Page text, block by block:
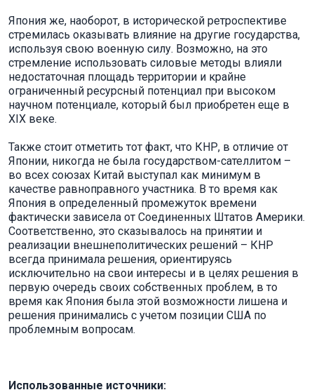
Япония же, наоборот, в исторической ретроспективе
стремилась оказывать влияние на другие государства,
используя свою военную силу. Возможно, на это
стремление использовать силовые методы влияли
недостаточная площадь территории и крайне
ограниченный ресурсный потенциал при высоком
научном потенциале, который был приобретен еще в
XIX веке.
Также стоит отметить тот факт, что КНР, в отличие от
Японии, никогда не была государством-сателлитом –
во всех союзах Китай выступал как минимум в
качестве равноправного участника. В то время как
Япония в определенный промежуток времени
фактически зависела от Соединенных Штатов Америки.
Соответственно, это сказывалось на принятии и
реализации внешнеполитических решений – КНР
всегда принимала решения, ориентируясь
исключительно на свои интересы и в целях решения в
первую очередь своих собственных проблем, в то
время как Япония была этой возможности лишена и
решения принимались с учетом позиции США по
проблемным вопросам.
Использованные источники: